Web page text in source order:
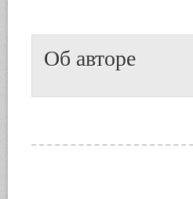
Об авторе